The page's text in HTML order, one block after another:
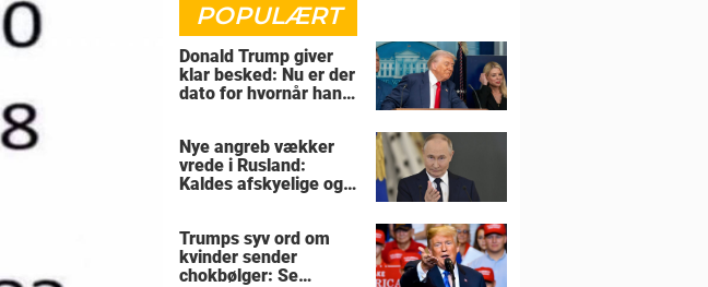
POPULÆRT
Donald Trump giver
klar besked: Nu er der
dato for hvornår han
Nye angreb vækker
vrede i Rusland:
Kaldes afskyelige og
Trumps syv ord om
kvinder sender
chokbølger: Se